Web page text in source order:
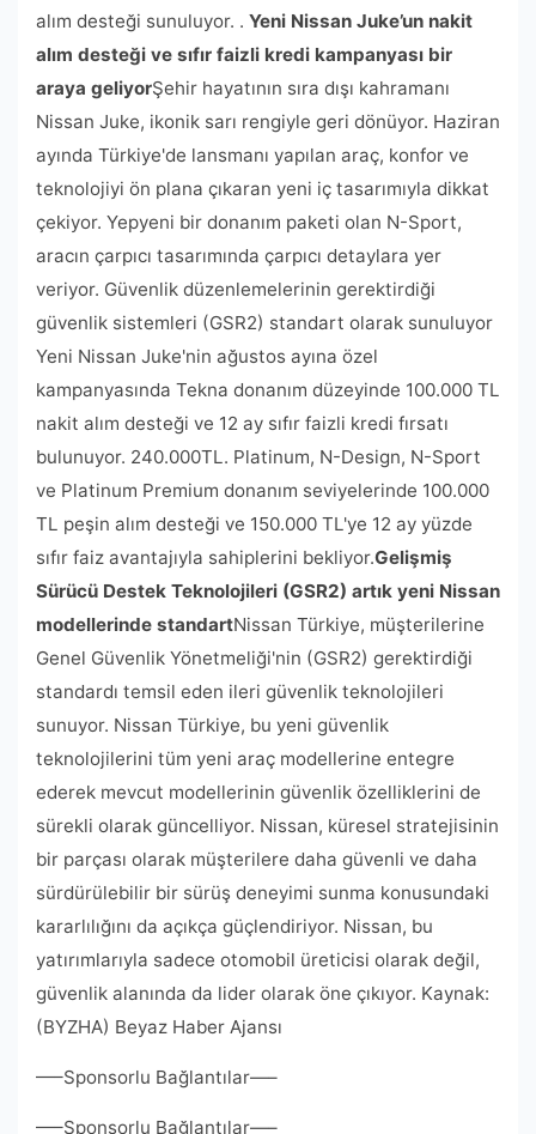
alım desteği sunuluyor. . Yeni Nissan Juke’un nakit
alım desteği ve sıfır faizli kredi kampanyası bir
araya geliyorŞehir hayatının sıra dışı kahramanı
Nissan Juke, ikonik sarı rengiyle geri dönüyor. Haziran
ayında Türkiye'de lansmanı yapılan araç, konfor ve
teknolojiyi ön plana çıkaran yeni iç tasarımıyla dikkat
çekiyor. Yepyeni bir donanım paketi olan N-Sport,
aracın çarpıcı tasarımında çarpıcı detaylara yer
veriyor. Güvenlik düzenlemelerinin gerektirdiği
güvenlik sistemleri (GSR2) standart olarak sunuluyor
Yeni Nissan Juke'nin ağustos ayına özel
kampanyasında Tekna donanım düzeyinde 100.000 TL
nakit alım desteği ve 12 ay sıfır faizli kredi fırsatı
bulunuyor. 240.000TL. Platinum, N-Design, N-Sport
ve Platinum Premium donanım seviyelerinde 100.000
TL peşin alım desteği ve 150.000 TL'ye 12 ay yüzde
sıfır faiz avantajıyla sahiplerini bekliyor.Gelişmiş
Sürücü Destek Teknolojileri (GSR2) artık yeni Nissan
modellerinde standartNissan Türkiye, müşterilerine
Genel Güvenlik Yönetmeliği'nin (GSR2) gerektirdiği
standardı temsil eden ileri güvenlik teknolojileri
sunuyor. Nissan Türkiye, bu yeni güvenlik
teknolojilerini tüm yeni araç modellerine entegre
ederek mevcut modellerinin güvenlik özelliklerini de
sürekli olarak güncelliyor. Nissan, küresel stratejisinin
bir parçası olarak müşterilere daha güvenli ve daha
sürdürülebilir bir sürüş deneyimi sunma konusundaki
kararlılığını da açıkça güçlendiriyor. Nissan, bu
yatırımlarıyla sadece otomobil üreticisi olarak değil,
güvenlik alanında da lider olarak öne çıkıyor. Kaynak:
(BYZHA) Beyaz Haber Ajansı
—–Sponsorlu Bağlantılar—–
—–Sponsorlu Bağlantılar—–